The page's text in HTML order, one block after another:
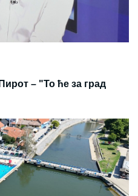
– "То ће за град